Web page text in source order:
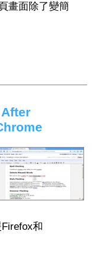
畫面除了變簡
After
和